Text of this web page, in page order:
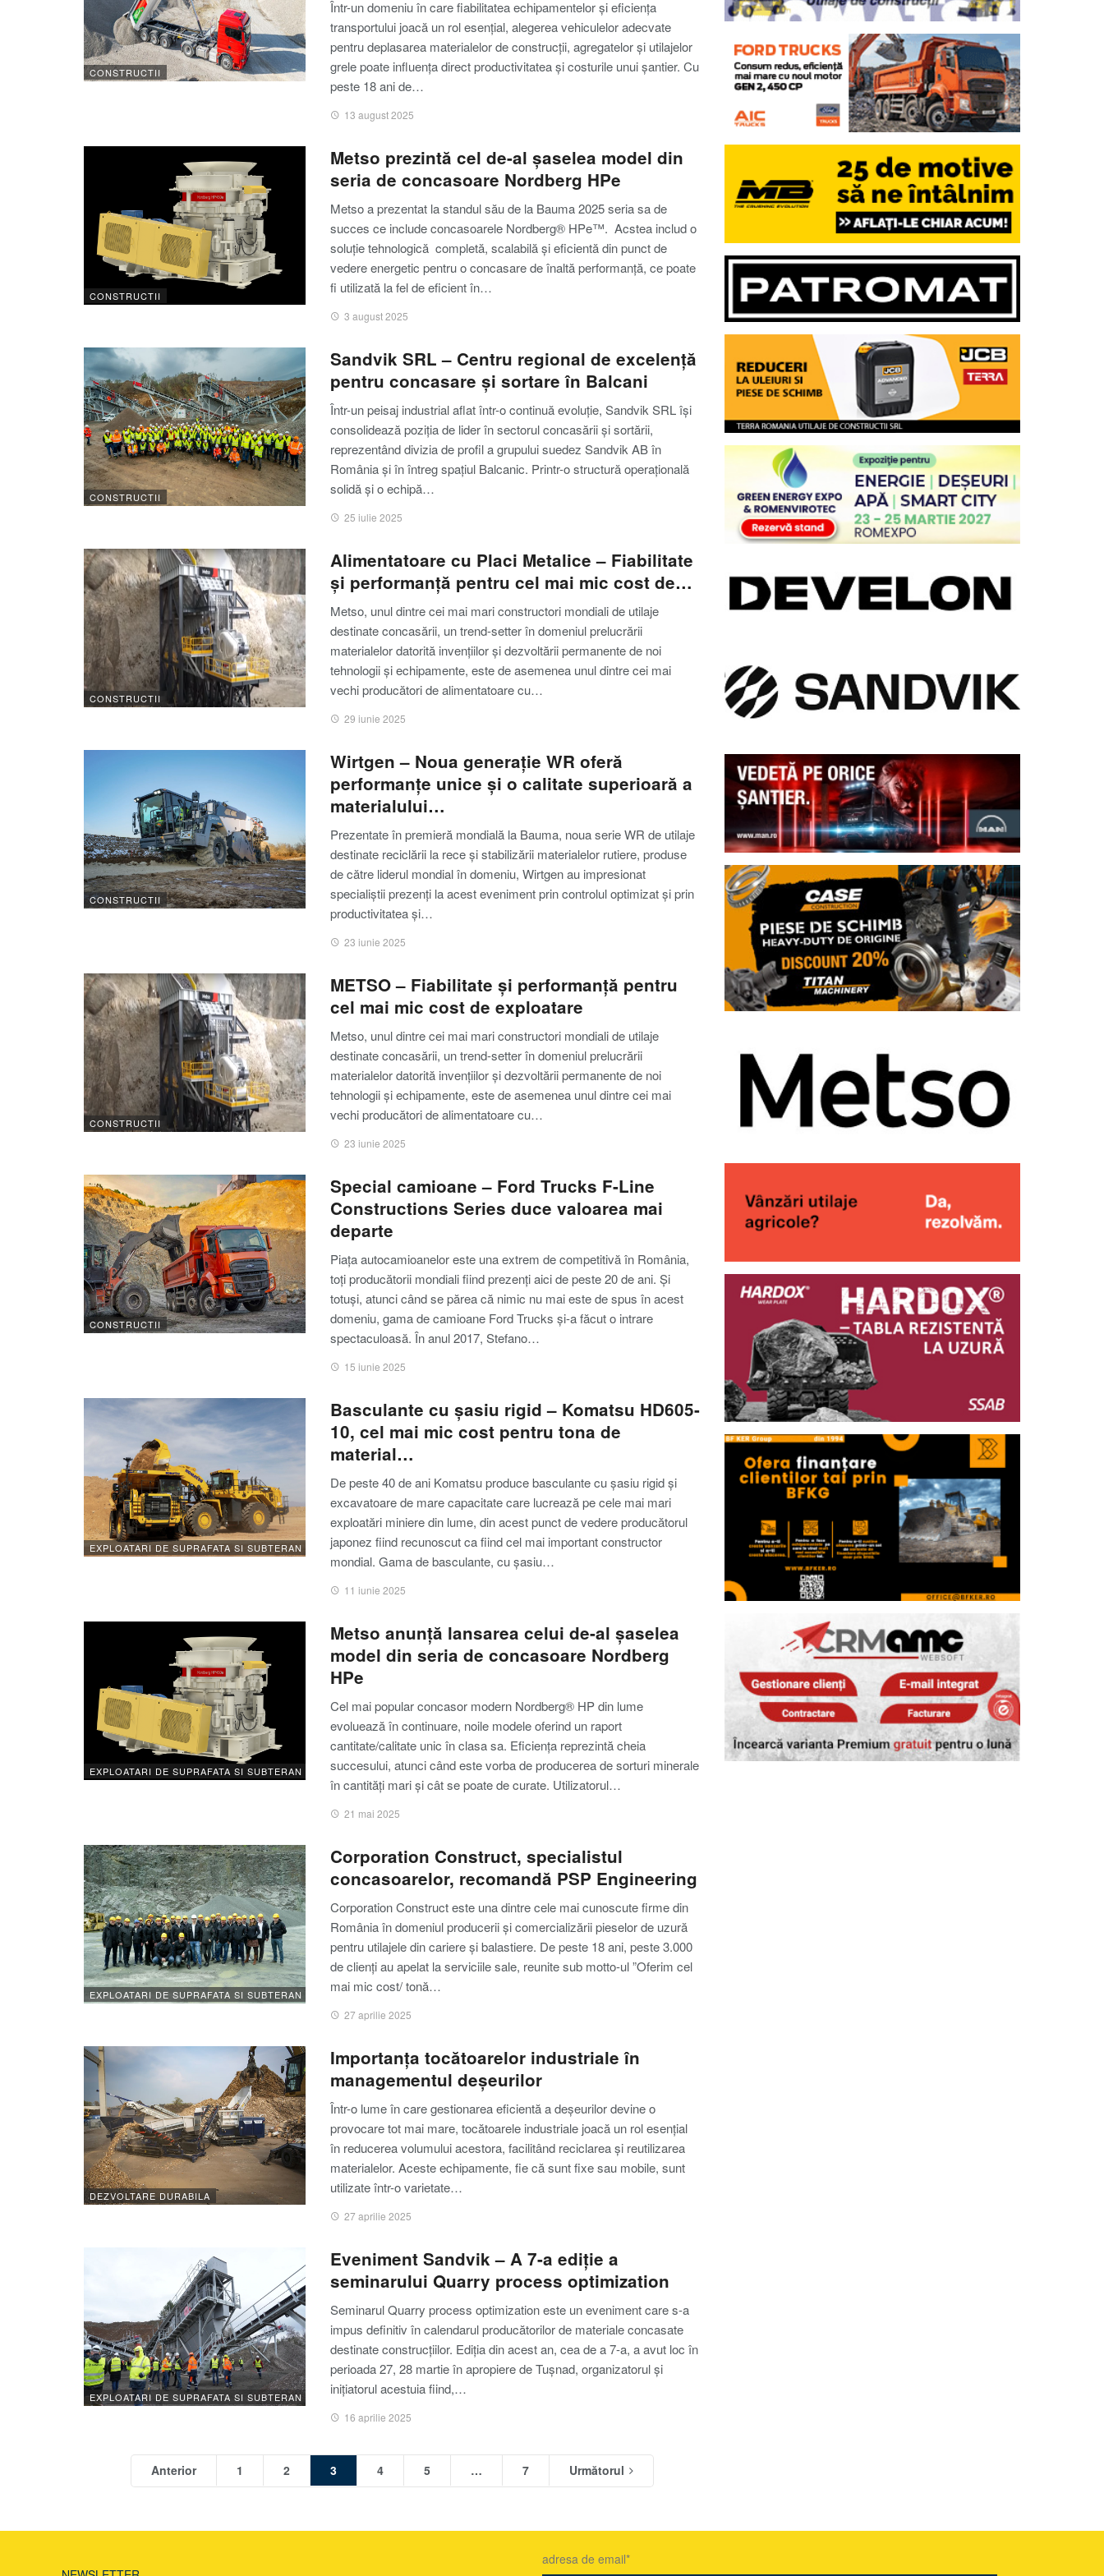
CONSTRUCTII
Într-un domeniu în care fiabilitatea echipamentelor și eficiența
transportului joacă un rol esențial, alegerea vehiculelor adecvate
pentru deplasarea materialelor de construcții, agregatelor și utilajelor
grele poate influența direct productivitatea și costurile unui șantier. Cu
peste 18 ani de…
13 august 2025
CONSTRUCTII
Metso prezintă cel de-al șaselea model din
seria de concasoare Nordberg HPe
Metso a prezentat la standul său de la Bauma 2025 seria sa de
succes ce include concasoarele Nordberg® HPe™. Acstea includ o
soluție tehnologică completă, scalabilă și eficientă din punct de
vedere energetic pentru o concasare de înaltă performanță, ce poate
fi utilizată la fel de eficient în…
3 august 2025
CONSTRUCTII
Sandvik SRL – Centru regional de excelență
pentru concasare și sortare în Balcani
Într-un peisaj industrial aflat într-o continuă evoluție, Sandvik SRL își
consolidează poziția de lider în sectorul concasării și sortării,
reprezentând divizia de profil a grupului suedez Sandvik AB în
România și în întreg spațiul Balcanic. Printr-o structură operațională
solidă și o echipă…
25 iulie 2025
CONSTRUCTII
Alimentatoare cu Placi Metalice – Fiabilitate
și performanță pentru cel mai mic cost de…
Metso, unul dintre cei mai mari constructori mondiali de utilaje
destinate concasării, un trend-setter în domeniul prelucrării
materialelor datorită invențiilor și dezvoltării permanente de noi
tehnologii și echipamente, este de asemenea unul dintre cei mai
vechi producători de alimentatoare cu…
29 iunie 2025
CONSTRUCTII
Wirtgen – Noua generație WR oferă
performanțe unice și o calitate superioară a
materialului…
Prezentate în premieră mondială la Bauma, noua serie WR de utilaje
destinate reciclării la rece și stabilizării materialelor rutiere, produse
de către liderul mondial în domeniu, Wirtgen au impresionat
specialiștii prezenți la acest eveniment prin controlul optimizat și prin
productivitatea și…
23 iunie 2025
CONSTRUCTII
METSO – Fiabilitate și performanță pentru
cel mai mic cost de exploatare
Metso, unul dintre cei mai mari constructori mondiali de utilaje
destinate concasării, un trend-setter în domeniul prelucrării
materialelor datorită invențiilor și dezvoltării permanente de noi
tehnologii și echipamente, este de asemenea unul dintre cei mai
vechi producători de alimentatoare cu…
23 iunie 2025
CONSTRUCTII
Special camioane – Ford Trucks F-Line
Constructions Series duce valoarea mai
departe
Piața autocamioanelor este una extrem de competitivă în România,
toți producătorii mondiali fiind prezenți aici de peste 20 de ani. Și
totuși, atunci când se părea că nimic nu mai este de spus în acest
domeniu, gama de camioane Ford Trucks și-a făcut o intrare
spectaculoasă. În anul 2017, Stefano…
15 iunie 2025
EXPLOATARI DE SUPRAFATA SI SUBTERAN
Basculante cu șasiu rigid – Komatsu HD605-
10, cel mai mic cost pentru tona de
material…
De peste 40 de ani Komatsu produce basculante cu șasiu rigid și
excavatoare de mare capacitate care lucrează pe cele mai mari
exploatări miniere din lume, din acest punct de vedere producătorul
japonez fiind recunoscut ca fiind cel mai important constructor
mondial. Gama de basculante, cu șasiu…
11 iunie 2025
EXPLOATARI DE SUPRAFATA SI SUBTERAN
Metso anunță lansarea celui de-al șaselea
model din seria de concasoare Nordberg
HPe
Cel mai popular concasor modern Nordberg® HP din lume
evoluează în continuare, noile modele oferind un raport
cantitate/calitate unic în clasa sa. Eficiența reprezintă cheia
succesului, atunci când este vorba de producerea de sorturi minerale
în cantități mari și cât se poate de curate. Utilizatorul…
21 mai 2025
EXPLOATARI DE SUPRAFATA SI SUBTERAN
Corporation Construct, specialistul
concasoarelor, recomandă PSP Engineering
Corporation Construct este una dintre cele mai cunoscute firme din
România în domeniul producerii și comercializării pieselor de uzură
pentru utilajele din cariere și balastiere. De peste 18 ani, peste 3.000
de clienți au apelat la serviciile sale, reunite sub motto-ul ”Oferim cel
mai mic cost/ tonă…
27 aprilie 2025
DEZVOLTARE DURABILA
Importanța tocătoarelor industriale în
managementul deșeurilor
Într-o lume în care gestionarea eficientă a deșeurilor devine o
provocare tot mai mare, tocătoarele industriale joacă un rol esențial
în reducerea volumului acestora, facilitând reciclarea și reutilizarea
materialelor. Aceste echipamente, fie că sunt fixe sau mobile, sunt
utilizate într-o varietate…
27 aprilie 2025
EXPLOATARI DE SUPRAFATA SI SUBTERAN
Eveniment Sandvik – A 7-a ediție a
seminarului Quarry process optimization
Seminarul Quarry process optimization este un eveniment care s-a
impus definitiv în calendarul producătorilor de materiale concasate
destinate construcțiilor. Ediția din acest an, cea de a 7-a, a avut loc în
perioada 27, 28 martie în apropiere de Tușnad, organizatorul și
inițiatorul acestuia fiind,…
16 aprilie 2025
Anterior 1 2 3 4 5 … 7 Următorul